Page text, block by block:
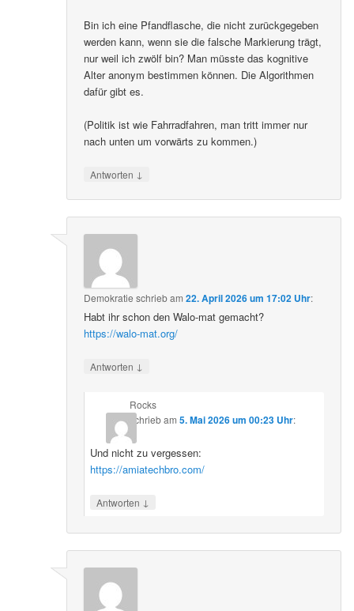
Bin ich eine Pfandflasche, die nicht zurückgegeben
werden kann, wenn sie die falsche Markierung trägt,
nur weil ich zwölf bin? Man müsste das kognitive
Alter anonym bestimmen können. Die Algorithmen
dafür gibt es.
(Politik ist wie Fahrradfahren, man tritt immer nur
nach unten um vorwärts zu kommen.)
Antworten ↓
Demokratie schriebam22. April 2026 um 17:02 Uhr:
Habt ihr schon den Walo-mat gemacht?
https://walo-mat.org/
Antworten ↓
Rocks
schriebam 5. Mai 2026 um 00:23 Uhr:
Und nicht zu vergessen:
https://amiatechbro.com/
Antworten ↓